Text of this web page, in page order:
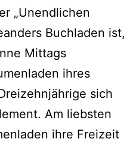
„Unendlichen
Buchladen ist,
Mittags
ihres
sich
Am liebs­ten
ihre Freizeit